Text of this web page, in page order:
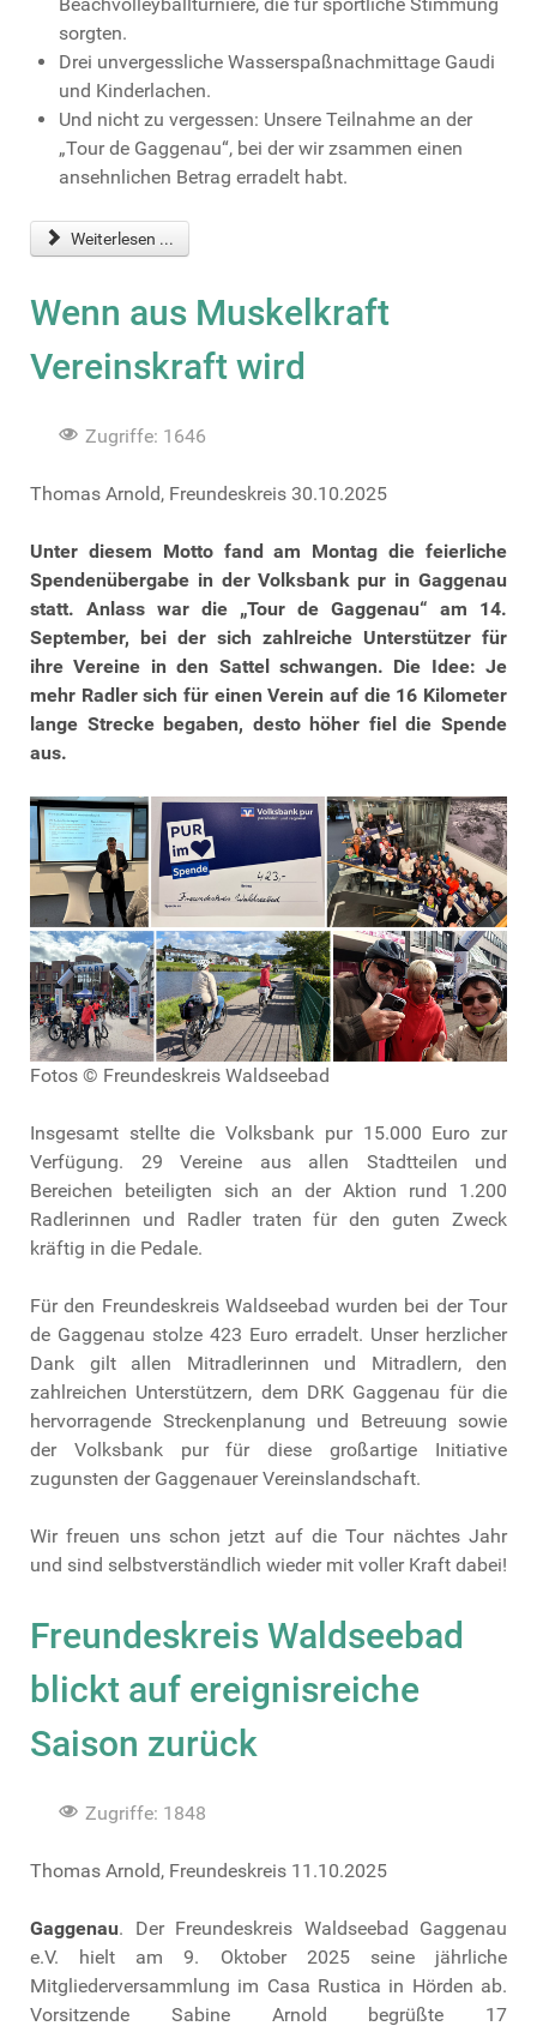
Beachvolleyballturniere, die für sportliche Stimmung
sorgten.
Drei unvergessliche Wasserspaßnachmittage Gaudi
und Kinderlachen.
Und nicht zu vergessen: Unsere Teilnahme an der
„Tour de Gaggenau“, bei der wir zsammen einen
ansehnlichen Betrag erradelt habt.
Weiterlesen ...
Wenn aus Muskelkraft
Vereinskraft wird
Zugriffe: 1646
Thomas Arnold, Freundeskreis 30.10.2025
Unter diesem Motto fand am Montag die feierliche
Spendenübergabe in der Volksbank pur in Gaggenau
statt. Anlass war die „Tour de Gaggenau“ am 14.
September, bei der sich zahlreiche Unterstützer für
ihre Vereine in den Sattel schwangen. Die Idee: Je
mehr Radler sich für einen Verein auf die 16 Kilometer
lange Strecke begaben, desto höher fiel die Spende
aus.
Fotos © Freundeskreis Waldseebad
Insgesamt stellte die Volksbank pur 15.000 Euro zur
Verfügung. 29 Vereine aus allen Stadtteilen und
Bereichen beteiligten sich an der Aktion rund 1.200
Radlerinnen und Radler traten für den guten Zweck
kräftig in die Pedale.
Für den Freundeskreis Waldseebad wurden bei der Tour
de Gaggenau stolze 423 Euro erradelt. Unser herzlicher
Dank gilt allen Mitradlerinnen und Mitradlern, den
zahlreichen Unterstützern, dem DRK Gaggenau für die
hervorragende Streckenplanung und Betreuung sowie
der Volksbank pur für diese großartige Initiative
zugunsten der Gaggenauer Vereinslandschaft.
Wir freuen uns schon jetzt auf die Tour nächtes Jahr
und sind selbstverständlich wieder mit voller Kraft dabei!
Freundeskreis Waldseebad
blickt auf ereignisreiche
Saison zurück
Zugriffe: 1848
Thomas Arnold, Freundeskreis 11.10.2025
Gaggenau. Der Freundeskreis Waldseebad Gaggenau
e.V. hielt am 9. Oktober 2025 seine jährliche
Mitgliederversammlung im Casa Rustica in Hörden ab.
Vorsitzende Sabine Arnold begrüßte 17